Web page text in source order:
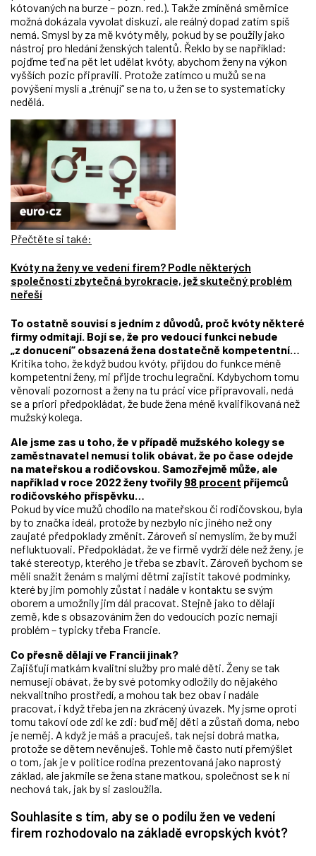
kótovaných na burze – pozn. red.). Takže zmíněná směrnice
možná dokázala vyvolat diskuzi, ale reálný dopad zatím spíš
nemá. Smysl by za mě kvóty měly, pokud by se použily jako
nástroj pro hledání ženských talentů. Řeklo by se například:
pojďme teď na pět let udělat kvóty, abychom ženy na výkon
vyšších pozic připravili. Protože zatímco u mužů se na
povýšení myslí a „trénují“ se na to, u žen se to systematicky
nedělá.
Přečtěte si také:
Kvóty na ženy ve vedení firem? Podle některých
společností zbytečná byrokracie, jež skutečný problém
neřeší
To ostatně souvisí s jedním z důvodů, proč kvóty některé
firmy odmítají. Bojí se, že pro vedoucí funkci nebude
„z donucení“ obsazená žena dostatečně kompetentní…
Kritika toho, že když budou kvóty, přijdou do funkce méně
kompetentní ženy, mi přijde trochu legrační. Kdybychom tomu
věnovali pozornost a ženy na tu práci více připravovali, nedá
se a priori předpokládat, že bude žena méně kvalifikovaná než
mužský kolega.
Ale jsme zas u toho, že v případě mužského kolegy se
zaměstnavatel nemusí tolik obávat, že po čase odejde
na mateřskou a rodičovskou. Samozřejmě může, ale
například v roce 2022 ženy tvořily 98 procent příjemců
rodičovského příspěvku…
Pokud by více mužů chodilo na mateřskou či rodičovskou, byla
by to značka ideál, protože by nezbylo nic jiného než ony
zaujaté předpoklady změnit. Zároveň si nemyslím, že by muži
nefluktuovali. Předpokládat, že ve firmě vydrží déle než ženy, je
také stereotyp, kterého je třeba se zbavit. Zároveň bychom se
měli snažit ženám s malými dětmi zajistit takové podmínky,
které by jim pomohly zůstat i nadále v kontaktu se svým
oborem a umožnily jim dál pracovat. Stejně jako to dělají
země, kde s obsazováním žen do vedoucích pozic nemají
problém – typicky třeba Francie.
Co přesně dělají ve Francii jinak?
Zajišťují matkám kvalitní služby pro malé děti. Ženy se tak
nemusejí obávat, že by své potomky odložily do nějakého
nekvalitního prostředí, a mohou tak bez obav i nadále
pracovat, i když třeba jen na zkrácený úvazek. My jsme oproti
tomu takoví ode zdi ke zdi: buď měj děti a zůstaň doma, nebo
je neměj. A když je máš a pracuješ, tak nejsi dobrá matka,
protože se dětem nevěnuješ. Tohle mě často nutí přemýšlet
o tom, jak je v politice rodina prezentovaná jako naprostý
základ, ale jakmile se žena stane matkou, společnost se k ní
nechová tak, jak by si zasloužila.
Souhlasíte s tím, aby se o podílu žen ve vedení
firem rozhodovalo na základě evropských kvót?